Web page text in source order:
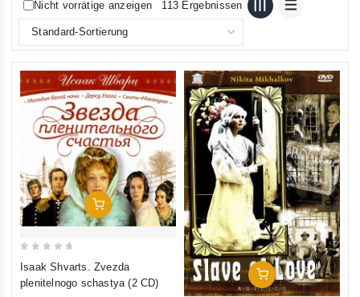
Nicht vorrätige anzeigen 113 Ergebnissen
In Den Warenkorb
Isaak Shvarts. Zvezda
plenitelnogo schastya (2 CD)
In Den Warenkorb